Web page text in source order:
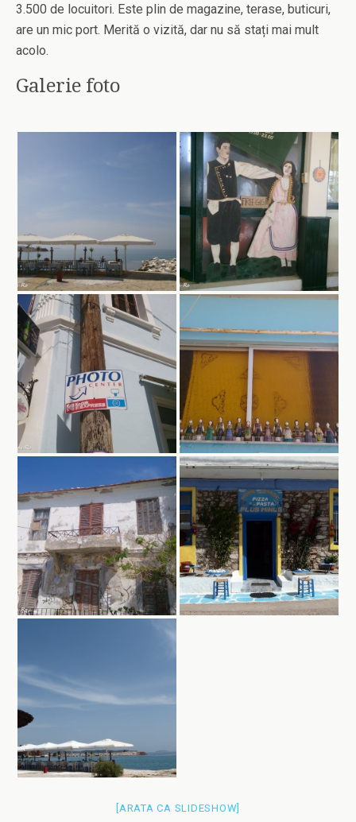
3.500 de locuitori. Este plin de magazine, terase, buticuri,
are un mic port. Merită o vizită, dar nu să stați mai mult
acolo.
Galerie foto
[ARATA CA SLIDESHOW]